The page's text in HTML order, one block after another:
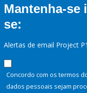
Mantenha-se
se:
Alertas de email Project
Concordo com os termos
dados pessoais sejam